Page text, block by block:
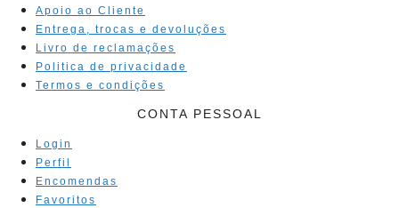
Apoio ao Cliente
Entrega, trocas e devoluções
Livro de reclamações
Politica de privacidade
Termos e condições
CONTA PESSOAL
Login
Perfil
Encomendas
Favoritos